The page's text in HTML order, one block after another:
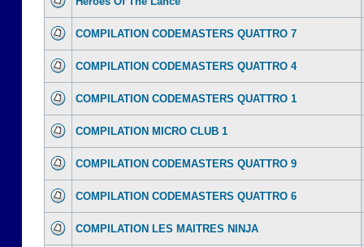
COMPILATION CODEMASTERS QUATTRO 7
COMPILATION CODEMASTERS QUATTRO 4
COMPILATION CODEMASTERS QUATTRO 1
COMPILATION MICRO CLUB 1
COMPILATION CODEMASTERS QUATTRO 9
COMPILATION CODEMASTERS QUATTRO 6
COMPILATION LES MAITRES NINJA